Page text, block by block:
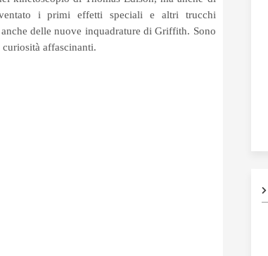
i primi effetti speciali e altri trucchi
delle nuove inquadrature di Griffith. Sono
curiosità affascinanti.